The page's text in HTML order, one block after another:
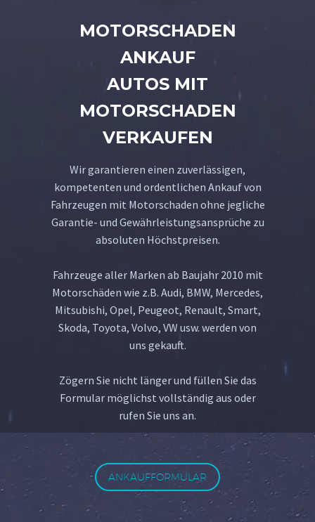
MOTORSCHADEN
ANKAUF
AUTOS MIT
MOTORSCHADEN
VERKAUFEN
Wir garantieren einen zuverlässigen,
kompetenten und ordentlichen Ankauf von
Fahrzeugen mit Motorschaden ohne jegliche
Garantie- und Gewährleistungsansprüche zu
absoluten Höchstpreisen.
Fahrzeuge aller Marken ab Baujahr 2010 mit
Motorschäden wie z.B. Audi, BMW, Mercedes,
Mitsubishi, Opel, Peugeot, Renault, Smart,
Skoda, Toyota, Volvo, VW usw. werden von
uns gekauft.
Zögern Sie nicht länger und füllen Sie das
Formular möglichst vollständig aus oder
rufen Sie uns an.
ANKAUFFORMULAR